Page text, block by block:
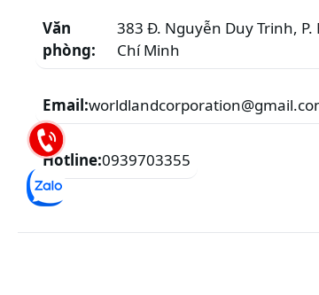
Văn
phòng:
383 Đ. Nguyễn Duy Trinh, P.
Chí Minh
Email:
Hotline:0939703355